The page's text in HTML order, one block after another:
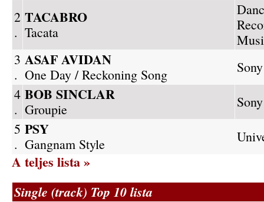
2
.
TACABRO
Tacata
3
.
ASAF AVIDAN
One Day / Reckoning Song
4
.
BOB SINCLAR
Groupie
5
.
PSY
Gangnam Style
A teljes lista »
Single (track) Top 10 lista